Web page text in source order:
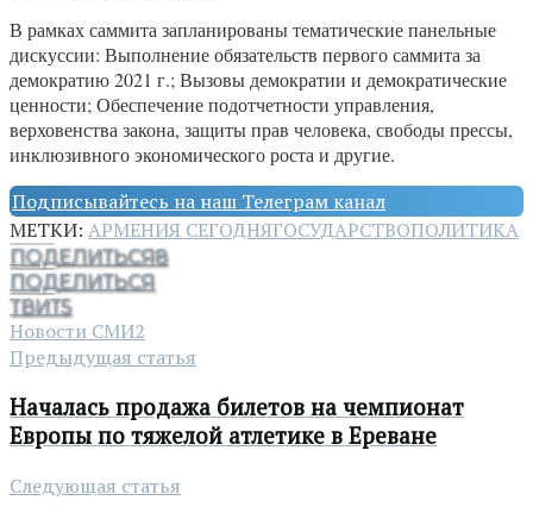
В рамках саммита запланированы тематические панельные
дискуссии: Выполнение обязательств первого саммита за
демократию 2021 г.; Вызовы демократии и демократические
ценности; Обеспечение подотчетности управления,
верховенства закона, защиты прав человека, свободы прессы,
инклюзивного экономического роста и другие.
Подписывайтесь на наш Телеграм канал
МЕТКИ: АРМЕНИЯ СЕГОДНЯГОСУДАРСТВОПОЛИТИКА
ПОДЕЛИТЬСЯ8
ПОДЕЛИТЬСЯ
ТВИТ5
Новости СМИ2
Предыдущая статья
Началась продажа билетов на чемпионат
Европы по тяжелой атлетике в Ереване
Следующая статья